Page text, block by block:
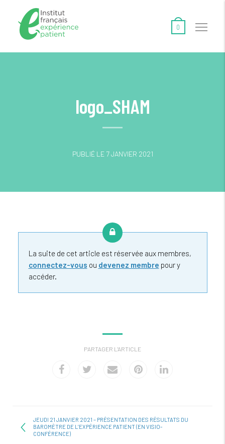
0
logo_SHAM
PUBLIÉ LE 7 JANVIER 2021
La suite de cet article est réservée aux membres,
connectez-vous ou devenez membre pour y
accéder.
PARTAGER L'ARTICLE
JEUDI 21 JANVIER 2021 – PRÉSENTATION DES RÉSULTATS DU
BAROMÈTRE DE L’EXPÉRIENCE PATIENT (EN VISIO-
CONFÉRENCE)